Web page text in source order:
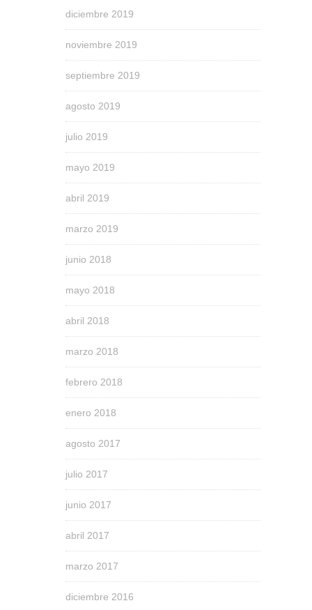
diciembre 2019
noviembre 2019
septiembre 2019
agosto 2019
julio 2019
mayo 2019
abril 2019
marzo 2019
junio 2018
mayo 2018
abril 2018
marzo 2018
febrero 2018
enero 2018
agosto 2017
julio 2017
junio 2017
abril 2017
marzo 2017
diciembre 2016